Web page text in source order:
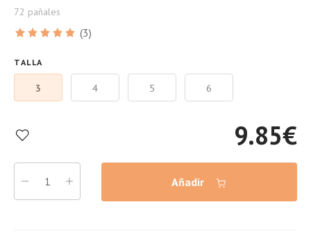
72 pañales
(3)
TALLA
3 4 5 6
9.85€
Añadir